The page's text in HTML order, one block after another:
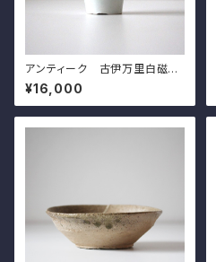
アンティーク 古伊万里白磁の
そば猪口 d6.4cm Antique
Japanese Imari White Porc
elain Cup
¥16,000